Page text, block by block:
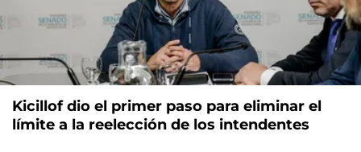
Kicillof dio el primer paso para eliminar el
límite a la reelección de los intendentes